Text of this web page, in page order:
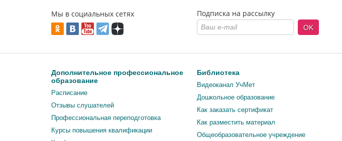
Мы в социальных сетях Подписка на рассылку
OK
Дополнительное профессиональное
образование
Расписание
Отзывы слушателей
Профессиональная переподготовка
Курсы повышения квалификации
Библиотека
Видеоканал УчМет
Дошкольное образование
Как заказать сертификат
Как разместить материал
Общеобразовательное учреждение